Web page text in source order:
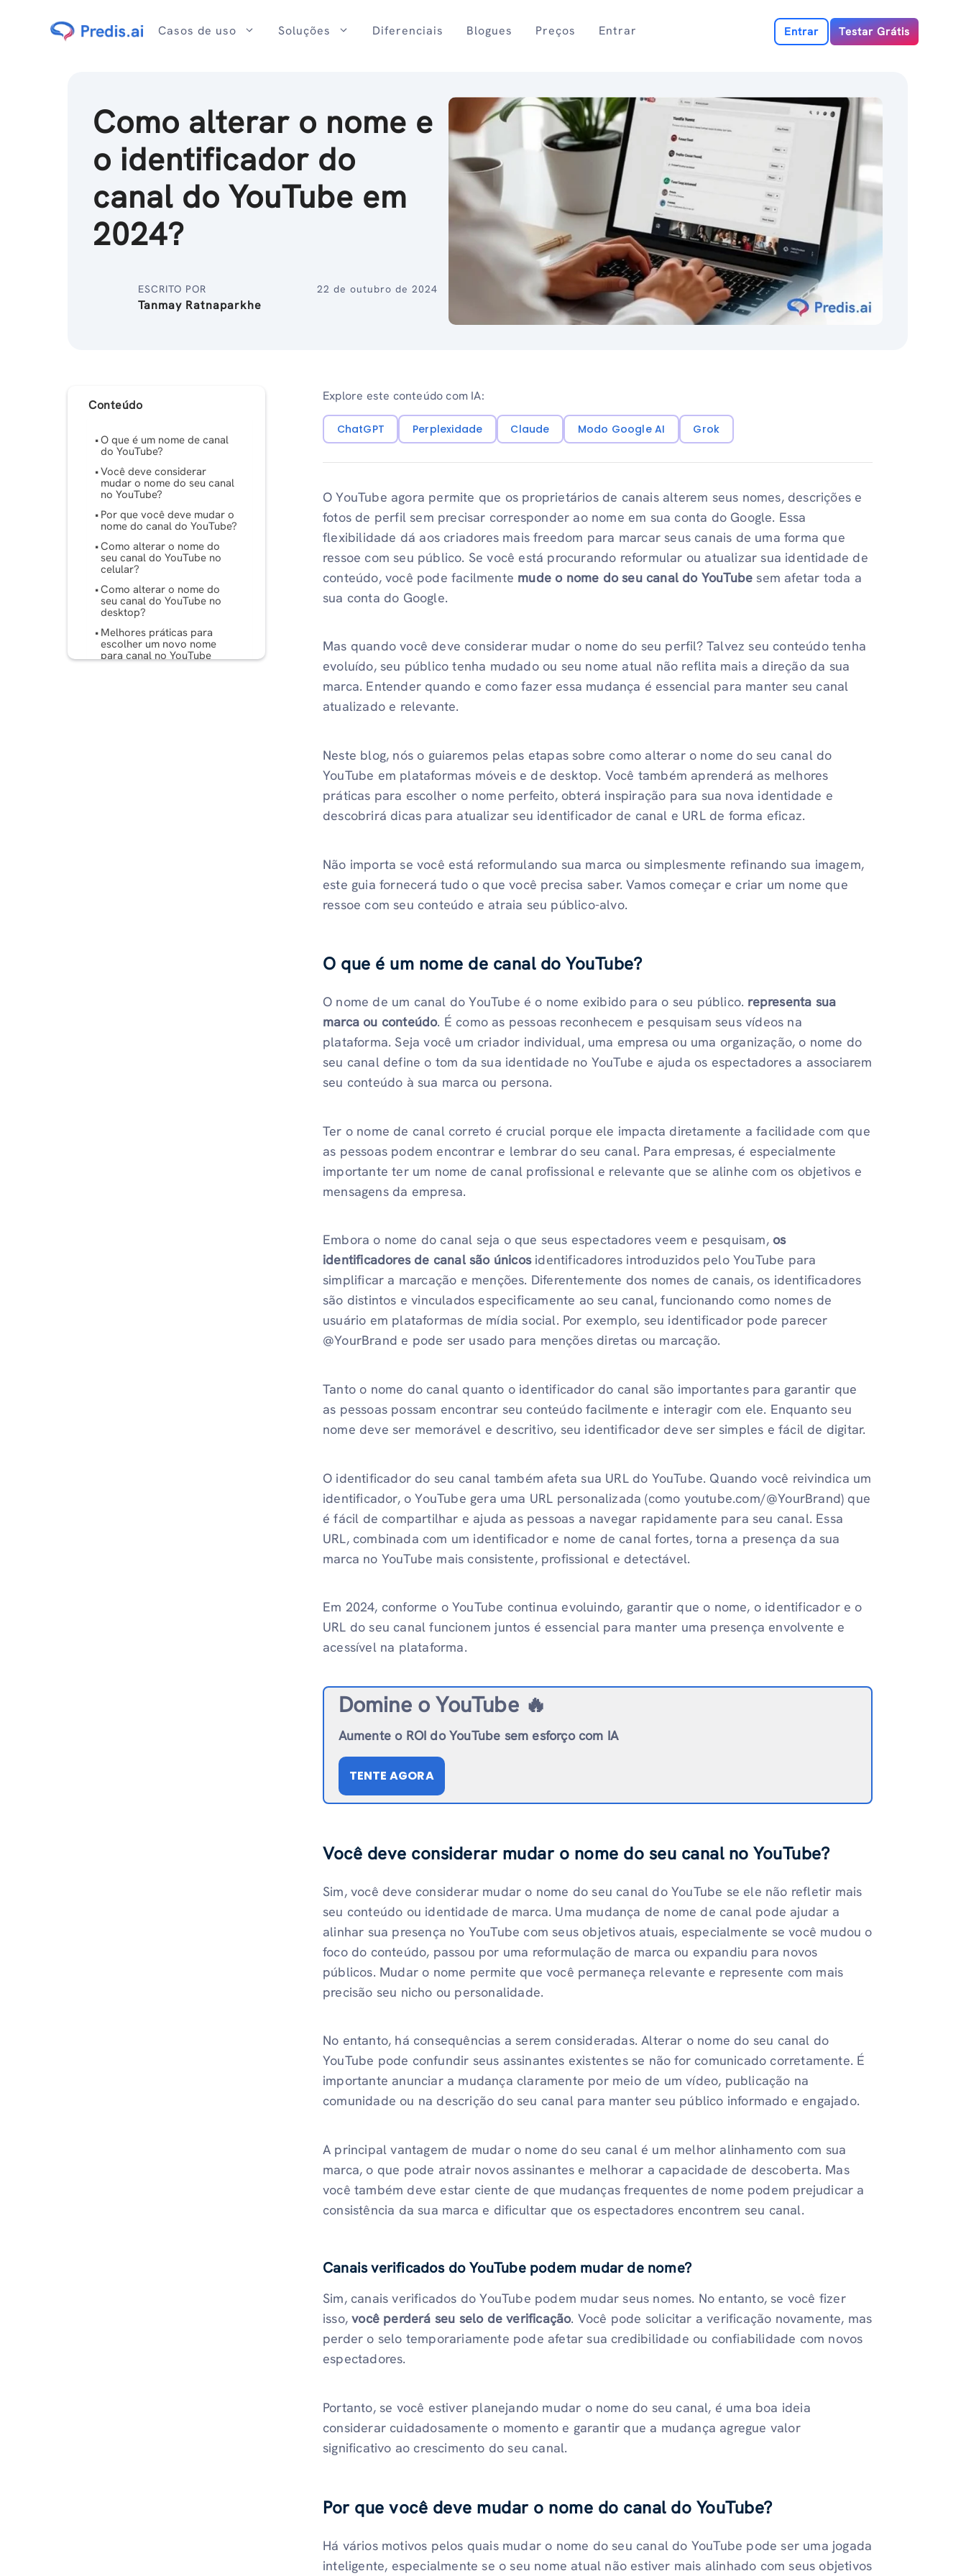
Casos de uso Soluções Diferenciais Blogues Preços Entrar Entrar Testar Grátis
Como alterar o nome e
o identificador do
canal do YouTube em
2024?
ESCRITO POR
Tanmay Ratnaparkhe
22 de outubro de 2024
Conteúdo
O que é um nome de canal
do YouTube?
Você deve considerar
mudar o nome do seu canal
no YouTube?
Por que você deve mudar o
nome do canal do YouTube?
Como alterar o nome do
seu canal do YouTube no
celular?
Como alterar o nome do
seu canal do YouTube no
desktop?
Melhores práticas para
escolher um novo nome
para canal no YouTube
Explore este conteúdo com IA:
ChatGPT Perplexidade Claude Modo Google AI Grok
O YouTube agora permite que os proprietários de canais alterem seus nomes, descrições e
fotos de perfil sem precisar corresponder ao nome em sua conta do Google. Essa
flexibilidade dá aos criadores mais freedom para marcar seus canais de uma forma que
ressoe com seu público. Se você está procurando reformular ou atualizar sua identidade de
conteúdo, você pode facilmente mude o nome do seu canal do YouTube sem afetar toda a
sua conta do Google.
Mas quando você deve considerar mudar o nome do seu perfil? Talvez seu conteúdo tenha
evoluído, seu público tenha mudado ou seu nome atual não reflita mais a direção da sua
marca. Entender quando e como fazer essa mudança é essencial para manter seu canal
atualizado e relevante.
Neste blog, nós o guiaremos pelas etapas sobre como alterar o nome do seu canal do
YouTube em plataformas móveis e de desktop. Você também aprenderá as melhores
práticas para escolher o nome perfeito, obterá inspiração para sua nova identidade e
descobrirá dicas para atualizar seu identificador de canal e URL de forma eficaz.
Não importa se você está reformulando sua marca ou simplesmente refinando sua imagem,
este guia fornecerá tudo o que você precisa saber. Vamos começar e criar um nome que
ressoe com seu conteúdo e atraia seu público-alvo.
O que é um nome de canal do YouTube?
O nome de um canal do YouTube é o nome exibido para o seu público. representa sua
marca ou conteúdo. É como as pessoas reconhecem e pesquisam seus vídeos na
plataforma. Seja você um criador individual, uma empresa ou uma organização, o nome do
seu canal define o tom da sua identidade no YouTube e ajuda os espectadores a associarem
seu conteúdo à sua marca ou persona.
Ter o nome de canal correto é crucial porque ele impacta diretamente a facilidade com que
as pessoas podem encontrar e lembrar do seu canal. Para empresas, é especialmente
importante ter um nome de canal profissional e relevante que se alinhe com os objetivos e
mensagens da empresa.
Embora o nome do canal seja o que seus espectadores veem e pesquisam, os
identificadores de canal são únicosidentificadores introduzidos pelo YouTube para
simplificar a marcação e menções. Diferentemente dos nomes de canais, os identificadores
são distintos e vinculados especificamente ao seu canal, funcionando como nomes de
usuário em plataformas de mídia social. Por exemplo, seu identificador pode parecer
@YourBrand e pode ser usado para menções diretas ou marcação.
Tanto o nome do canal quanto o identificador do canal são importantes para garantir que
as pessoas possam encontrar seu conteúdo facilmente e interagir com ele. Enquanto seu
nome deve ser memorável e descritivo, seu identificador deve ser simples e fácil de digitar.
O identificador do seu canal também afeta sua URL do YouTube. Quando você reivindica um
identificador, o YouTube gera uma URL personalizada (como youtube.com/@YourBrand) que
é fácil de compartilhar e ajuda as pessoas a navegar rapidamente para seu canal. Essa
URL, combinada com um identificador e nome de canal fortes, torna a presença da sua
marca no YouTube mais consistente, profissional e detectável.
Em 2024, conforme o YouTube continua evoluindo, garantir que o nome, o identificador e o
URL do seu canal funcionem juntos é essencial para manter uma presença envolvente e
acessível na plataforma.
Domine o YouTube 🔥
Aumente o ROI do YouTube sem esforço com IA
TENTE AGORA
Você deve considerar mudar o nome do seu canal no YouTube?
Sim, você deve considerar mudar o nome do seu canal do YouTube se ele não refletir mais
seu conteúdo ou identidade de marca. Uma mudança de nome de canal pode ajudar a
alinhar sua presença no YouTube com seus objetivos atuais, especialmente se você mudou o
foco do conteúdo, passou por uma reformulação de marca ou expandiu para novos
públicos. Mudar o nome permite que você permaneça relevante e represente com mais
precisão seu nicho ou personalidade.
No entanto, há consequências a serem consideradas. Alterar o nome do seu canal do
YouTube pode confundir seus assinantes existentes se não for comunicado corretamente. É
importante anunciar a mudança claramente por meio de um vídeo, publicação na
comunidade ou na descrição do seu canal para manter seu público informado e engajado.
A principal vantagem de mudar o nome do seu canal é um melhor alinhamento com sua
marca, o que pode atrair novos assinantes e melhorar a capacidade de descoberta. Mas
você também deve estar ciente de que mudanças frequentes de nome podem prejudicar a
consistência da sua marca e dificultar que os espectadores encontrem seu canal.
Canais verificados do YouTube podem mudar de nome?
Sim, canais verificados do YouTube podem mudar seus nomes. No entanto, se você fizer
isso,você perderá seu selo de verificação. Você pode solicitar a verificação novamente, mas
perder o selo temporariamente pode afetar sua credibilidade ou confiabilidade com novos
espectadores.
Portanto, se você estiver planejando mudar o nome do seu canal, é uma boa ideia
considerar cuidadosamente o momento e garantir que a mudança agregue valor
significativo ao crescimento do seu canal.
Por que você deve mudar o nome do canal do YouTube?
Há vários motivos pelos quais mudar o nome do seu canal do YouTube pode ser uma jogada
inteligente, especialmente se o seu nome atual não estiver mais alinhado com seus objetivos